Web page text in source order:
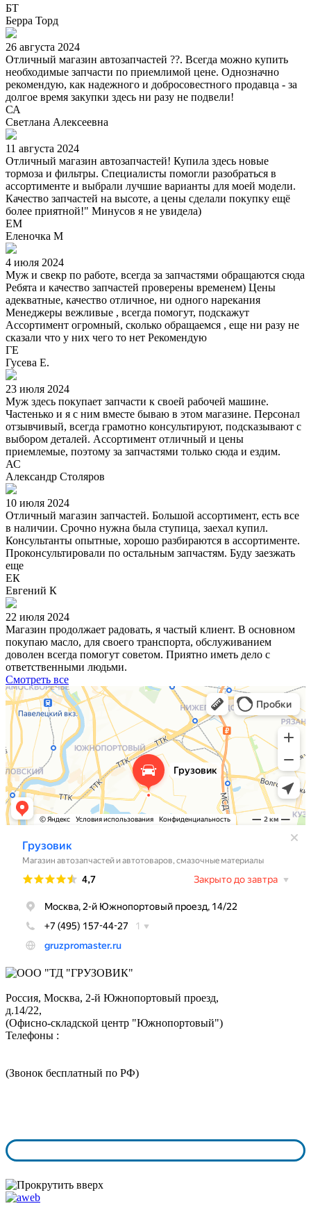
БТ
Берра Торд
26 августа 2024
Отличный магазин автозапчастей ??. Всегда можно купить
необходимые запчасти по приемлимой цене. Однозначно
рекомендую, как надежного и добросовестного продавца - за
долгое время закупки здесь ни разу не подвели!
СА
Светлана Алексеевна
11 августа 2024
Отличный магазин автозапчастей! Купила здесь новые
тормоза и фильтры. Специалисты помогли разобраться в
ассортименте и выбрали лучшие варианты для моей модели.
Качество запчастей на высоте, а цены сделали покупку ещё
более приятной!" Минусов я не увидела)
ЕМ
Еленочка М
4 июля 2024
Муж и свекр по работе, всегда за запчастями обращаются сюда
Ребята и качество запчастей проверены временем) Цены
адекватные, качество отличное, ни одного нарекания
Менеджеры вежливые , всегда помогут, подскажут
Ассортимент огромный, сколько обращаемся , еще ни разу не
сказали что у них чего то нет Рекомендую
ГЕ
Гусева Е.
23 июля 2024
Муж здесь покупает запчасти к своей рабочей машине.
Частенько и я с ним вместе бываю в этом магазине. Персонал
отзывчивый, всегда грамотно консультируют, подсказывают с
выбором деталей. Ассортимент отличный и цены
приемлемые, поэтому за запчастями только сюда и ездим.
АС
Александр Столяров
10 июля 2024
Отличный магазин запчастей. Большой ассортимент, есть все
в наличии. Срочно нужна была ступица, заехал купил.
Консультанты опытные, хорошо разбираются в ассортименте.
Проконсультировали по остальным запчастям. Буду заезжать
еще
ЕК
Евгений К
22 июля 2024
Магазин продолжает радовать, я частый клиент. В основном
покупаю масло, для своего транспорта, обслуживанием
доволен всегда помогут советом. Приятно иметь дело с
ответственными людьми.
Смотреть все
Россия, Москва, 2-й Южнопортовый проезд,
д.14/22,
(Офисно-складской центр "Южнопортовый")
Телефоны :
(Звонок бесплатный по РФ)